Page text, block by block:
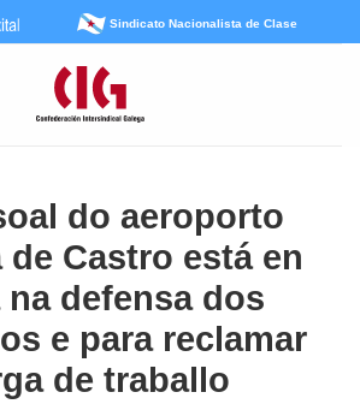
Sindicato Nacionalista de Clase
do aeroporto
de Castro está en
defensa dos
e para reclamar
de traballo